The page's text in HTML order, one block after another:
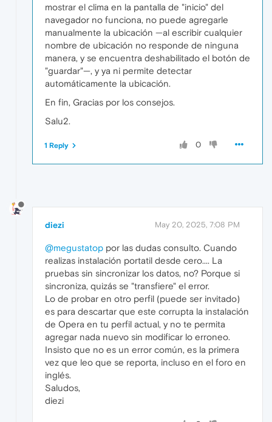
mostrar el clima en la pantalla de "inicio" del
navegador no funciona, no puede agregarle
manualmente la ubicación —al escribir cualquier
nombre de ubicación no responde de ninguna
manera, y se encuentra deshabilitado el botón de
"guardar"—, y ya ni permite detectar
automáticamente la ubicación.
En fin, Gracias por los consejos.
Salu2.
0
1 Reply
diezi May 20, 2025, 7:08 PM
@megustatop por las dudas consulto. Cuando
realizas instalación portatil desde cero.... La
pruebas sin sincronizar los datos, no? Porque si
sincroniza, quizás se "transfiere" el error.
Lo de probar en otro perfil (puede ser invitado)
es para descartar que este corrupta la instalación
de Opera en tu perfil actual, y no te permita
agregar nada nuevo sin modificar lo erroneo.
Insisto que no es un error común, es la primera
vez que leo que se reporta, incluso en el foro en
inglés.
Saludos,
diezi